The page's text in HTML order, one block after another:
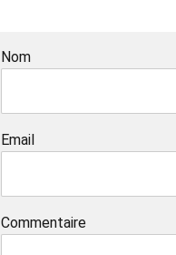
Nom
Email
Commentaire